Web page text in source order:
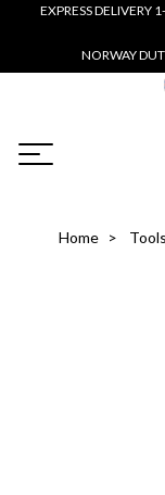
EXPRESS DELIVERY
NORWAY
Home Tools